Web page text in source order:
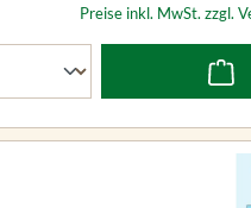
Preise inkl. MwSt. zzgl.